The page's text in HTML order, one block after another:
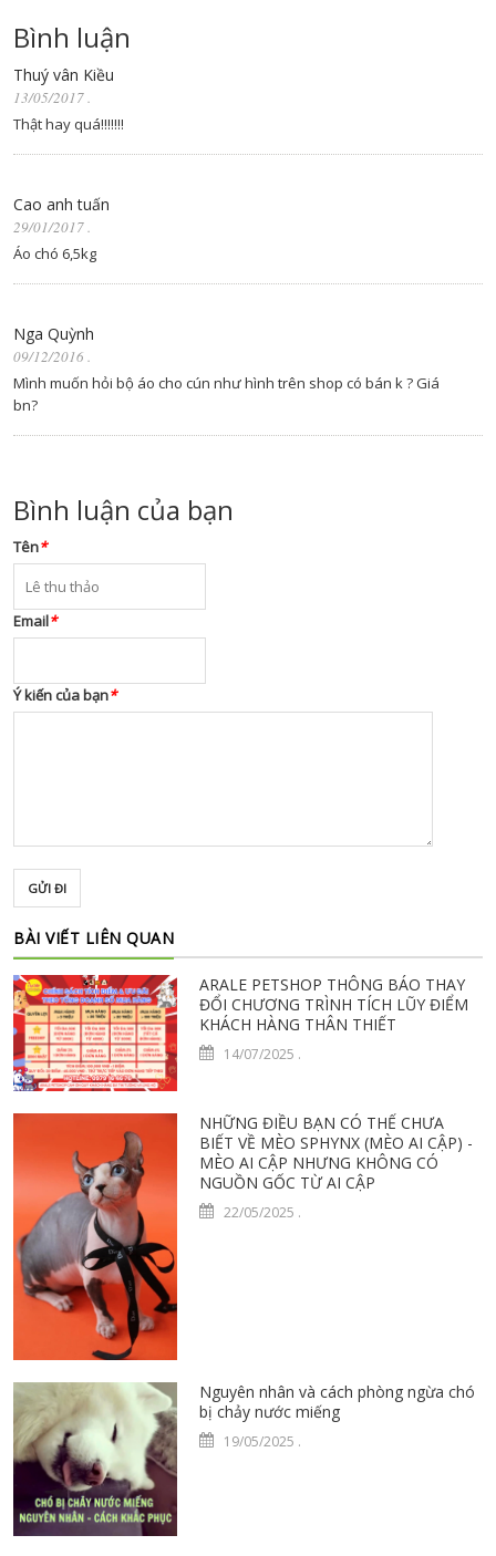
Bình luận
Thuý vân Kiều
13/05/2017.
Thật hay quá!!!!!!!
Cao anh tuấn
29/01/2017.
Áo chó 6,5kg
Nga Quỳnh
09/12/2016 .
Mình muốn hỏi bộ áo cho cún như hình trên shop có bán k ? Giá
bn?
Bình luận của bạn
Tên*
Email*
Ý kiến của bạn*
GỬI ĐI
BÀI VIẾT LIÊN QUAN
ARALE PETSHOP THÔNG BÁO THAY
ĐỔI CHƯƠNG TRÌNH TÍCH LŨY ĐIỂM
KHÁCH HÀNG THÂN THIẾT
14/07/2025 .
NHỮNG ĐIỀU BẠN CÓ THỂ CHƯA
BIẾT VỀ MÈO SPHYNX (MÈO AI CẬP) -
MÈO AI CẬP NHƯNG KHÔNG CÓ
NGUỒN GỐC TỪ AI CẬP
22/05/2025 .
Nguyên nhân và cách phòng ngừa chó
bị chảy nước miếng
19/05/2025 .